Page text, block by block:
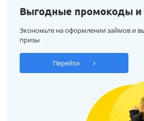
Выгодные промокоды
Экономьте на оформлении займов и
призы
Перейти